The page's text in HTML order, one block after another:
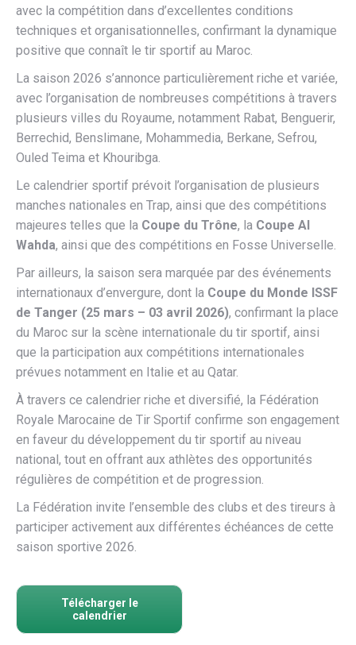
avec la compétition dans d’excellentes conditions
techniques et organisationnelles, confirmant la dynamique
positive que connaît le tir sportif au Maroc.
La saison 2026 s’annonce particulièrement riche et variée,
avec l’organisation de nombreuses compétitions à travers
plusieurs villes du Royaume, notamment Rabat, Benguerir,
Berrechid, Benslimane, Mohammedia, Berkane, Sefrou,
Ouled Teima et Khouribga.
Le calendrier sportif prévoit l’organisation de plusieurs
manches nationales en Trap, ainsi que des compétitions
majeures telles que la Coupe du Trône, la Coupe Al
Wahda, ainsi que des compétitions en Fosse Universelle.
Par ailleurs, la saison sera marquée par des événements
internationaux d’envergure, dont la Coupe du Monde ISSF
de Tanger (25 mars – 03 avril 2026), confirmant la place
du Maroc sur la scène internationale du tir sportif, ainsi
que la participation aux compétitions internationales
prévues notamment en Italie et au Qatar.
À travers ce calendrier riche et diversifié, la Fédération
Royale Marocaine de Tir Sportif confirme son engagement
en faveur du développement du tir sportif au niveau
national, tout en offrant aux athlètes des opportunités
régulières de compétition et de progression.
La Fédération invite l’ensemble des clubs et des tireurs à
participer activement aux différentes échéances de cette
saison sportive 2026.
Télécharger le
calendrier